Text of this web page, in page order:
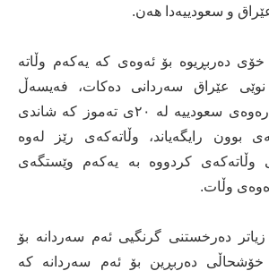
و سعودییەدا هەن.
دەربڕیوە بۆ ئەوەی کە یەکەم وڵاتە
عێراق سەردانی دەکات، فەیسەڵ
ئالسعود وەزیری دەرەوەی سعودییە لە ٢٠ی تەموز کە شاندی
بوون رایگەیاند، وڵاتەکەی رێز لەوە
کردووە بە یەکەم وێستگەی
وڵات.
دەرخستنی گرنگیی ئەم سەردانە بۆ
خۆشحاڵی دەربڕین بۆ ئەم سەردانە کە